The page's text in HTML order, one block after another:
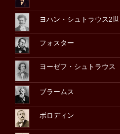
ヨハン・シュトラウス2世
フォスター
ヨーゼフ・シュトラウス
ブラームス
ボロディン